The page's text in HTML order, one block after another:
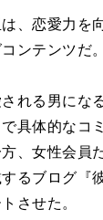
、恋愛力を
ンテンツだ。
れる男にな
具体的なコ
、女性会員
るブログ『
させた。